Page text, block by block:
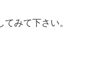
みて下さい。